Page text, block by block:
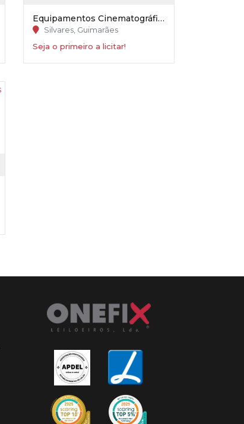
Equipamentos Cinematográficos - “Espaço Guimarães”
Silvares, Guimarães
Seja o primeiro a licitar!